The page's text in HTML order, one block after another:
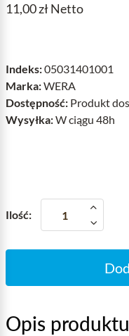
11,00 zł Netto
Indeks:05031401001
Marka:WERA
Dostępność: Produkt
Wysyłka:W ciągu 48h
Ilość:
Opis produktu